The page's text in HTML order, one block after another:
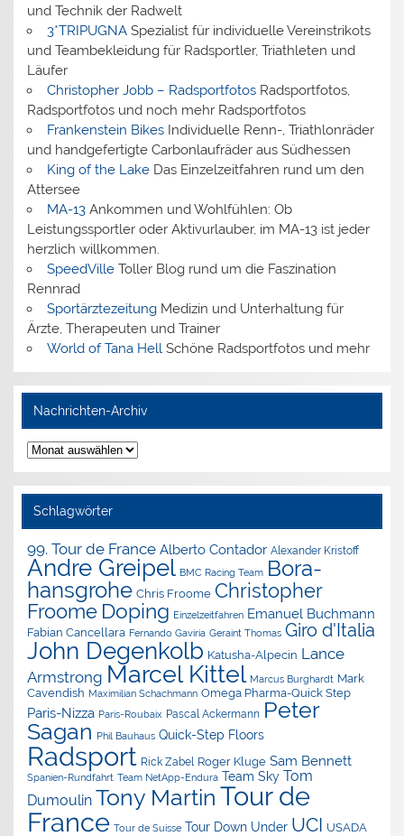
und Technik der Radwelt
3*TRIPUGNASpezialist für individuelle Vereinstrikots
und Teambekleidung für Radsportler, Triathleten und
Läufer
Christopher Jobb – RadsportfotosRadsportfotos,
Radsportfotos und noch mehr Radsportfotos
Frankenstein BikesIndividuelle Renn-, Triathlonräder
und handgefertigte Carbonlaufräder aus Südhessen
King of the LakeDas Einzelzeitfahren rund um den
Attersee
MA-13Ankommen und Wohlfühlen: Ob
Leistungssportler oder Aktivurlauber, im MA-13 ist jeder
herzlich willkommen.
SpeedVilleToller Blog rund um die Faszination
Rennrad
SportärztezeitungMedizin und Unterhaltung für
Ärzte, Therapeuten und Trainer
World of Tana HellSchöne Radsportfotos und mehr
Nachrichten-Archiv
Nachrichten-
Archiv
Schlagwörter
99. Tour de France Alberto Contador Alexander Kristoff
Andre Greipel BMC Racing Team Bora-
hansgrohe Chris Froome Christopher
Froome Doping Einzelzeitfahren Emanuel Buchmann
Fabian Cancellara Fernando Gaviria Geraint Thomas Giro d'Italia
John Degenkolb Katusha-Alpecin Lance
Armstrong Marcel Kittel Marcus Burghardt Mark
Cavendish Maximilian Schachmann Omega Pharma-Quick Step
Paris-Nizza Paris-Roubaix Pascal Ackermann Peter
Sagan Phil Bauhaus Quick-Step Floors
Radsport Rick Zabel Roger Kluge Sam Bennett
Spanien-Rundfahrt Team NetApp-Endura Team Sky Tom
Dumoulin Tony Martin Tour de
France Tour de Suisse Tour Down Under UCI USADA